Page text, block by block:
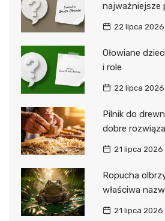
najważniejsze
22 lipca 2026
Ołowiane
i role
22 lipca 2026
Pilnik do
dobre
21 lipca 2026
Ropucha
właściwa
21 lipca 2026